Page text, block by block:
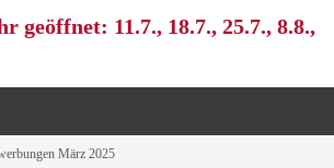
geöffnet: 11.7., 18.7., 25.7., 8.8.,
März 2025